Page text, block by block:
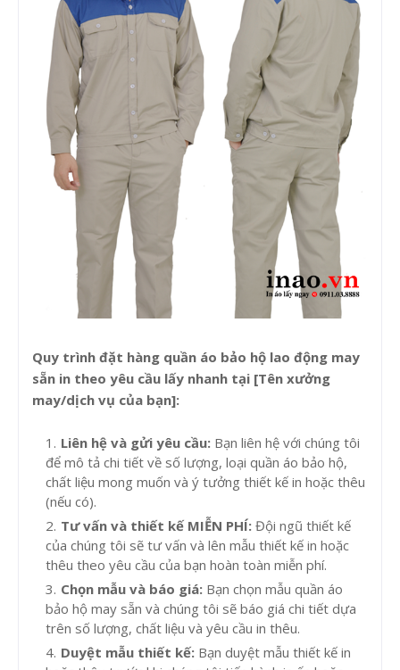
Quy trình đặt hàng quần áo bảo hộ lao động may
sẵn in theo yêu cầu lấy nhanh tại [Tên xưởng
may/dịch vụ của bạn]:
Liên hệ và gửi yêu cầu: Bạn liên hệ với chúng tôi
để mô tả chi tiết về số lượng, loại quần áo bảo hộ,
chất liệu mong muốn và ý tưởng thiết kế in hoặc thêu
(nếu có).
Tư vấn và thiết kế MIỄN PHÍ: Đội ngũ thiết kế
của chúng tôi sẽ tư vấn và lên mẫu thiết kế in hoặc
thêu theo yêu cầu của bạn hoàn toàn miễn phí.
Chọn mẫu và báo giá: Bạn chọn mẫu quần áo
bảo hộ may sẵn và chúng tôi sẽ báo giá chi tiết dựa
trên số lượng, chất liệu và yêu cầu in thêu.
Duyệt mẫu thiết kế: Bạn duyệt mẫu thiết kế in